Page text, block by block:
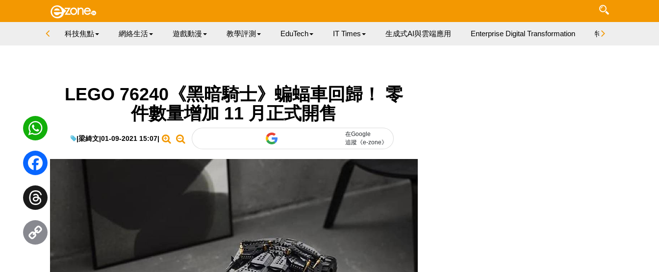
科技焦點 網絡生活 遊戲動漫 教學評測 EduTech IT Times 生成式AI與雲端應用 Enterprise Digital Transformation 特集
LEGO 76240《黑暗騎士》蝙蝠車回歸！ 零
件數量增加 11 月正式開售
|梁綺文|01-09-2021 15:07|
在Google
追蹤《e-zone》
WhatsApp
Facebook
Threads